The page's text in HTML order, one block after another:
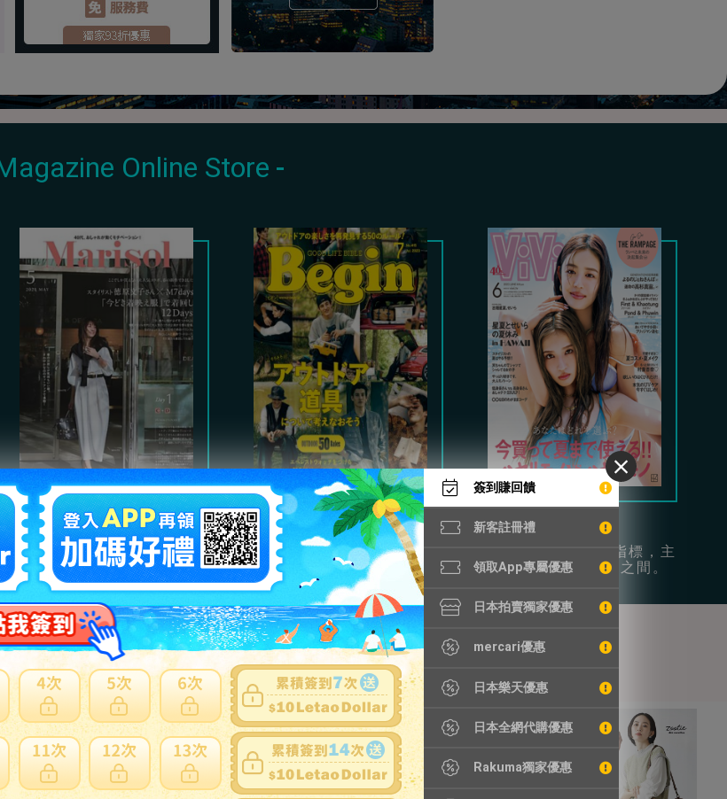
簽到賺回饋
新客註冊禮
領取App專屬優惠
日本拍賣獨家優惠
mercari優惠
日本樂天優惠
日本全網代購優惠
Rakuma獨家優惠
Online Store
Marisol
氣質高雅都會風格，及職
場服裝、日常休閒穿搭。
Begin
以經典時尚和日常休閒為
主，提供豐富穿搭參考。
Vivi
年輕女性的流行指標，主
打可愛和成熟風之間。
熱門商品